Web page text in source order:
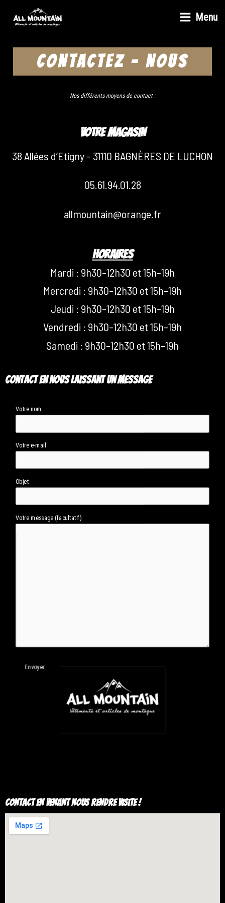
Menu
CONTACTEZ - NOUS
Nos différents moyens de contact :
VOTRE MAGASIN
38 Allées d’Etigny – 31110 BAGNÈRES DE LUCHON
05.61.94.01.28
allmountain@orange.fr
Horaires
Mardi : 9h30–12h30 et 15h–19h
Mercredi : 9h30–12h30 et 15h–19h
Jeudi : 9h30–12h30 et 15h–19h
Vendredi : 9h30–12h30 et 15h–19h
Samedi : 9h30–12h30 et 15h–19h
Contact en nous laissant un message
Votre nom
Votre e-mail
Objet
Votre message (facultatif)
Contact en venant nous rendre visite !